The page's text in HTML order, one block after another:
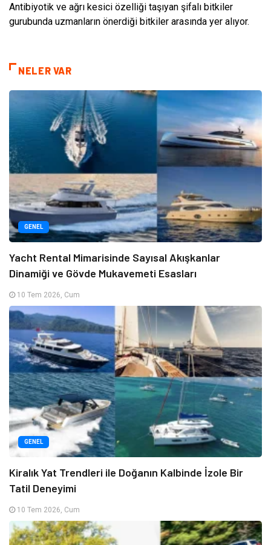
Antibiyotik ve ağrı kesici özelliği taşıyan şifalı bitkiler
gurubunda uzmanların önerdiği bitkiler arasında yer alıyor.
NELER VAR
GENEL
Yacht Rental Mimarisinde Sayısal Akışkanlar
Dinamiği ve Gövde Mukavemeti Esasları
10 Tem 2026, Cum
GENEL
Kiralık Yat Trendleri ile Doğanın Kalbinde İzole Bir
Tatil Deneyimi
10 Tem 2026, Cum